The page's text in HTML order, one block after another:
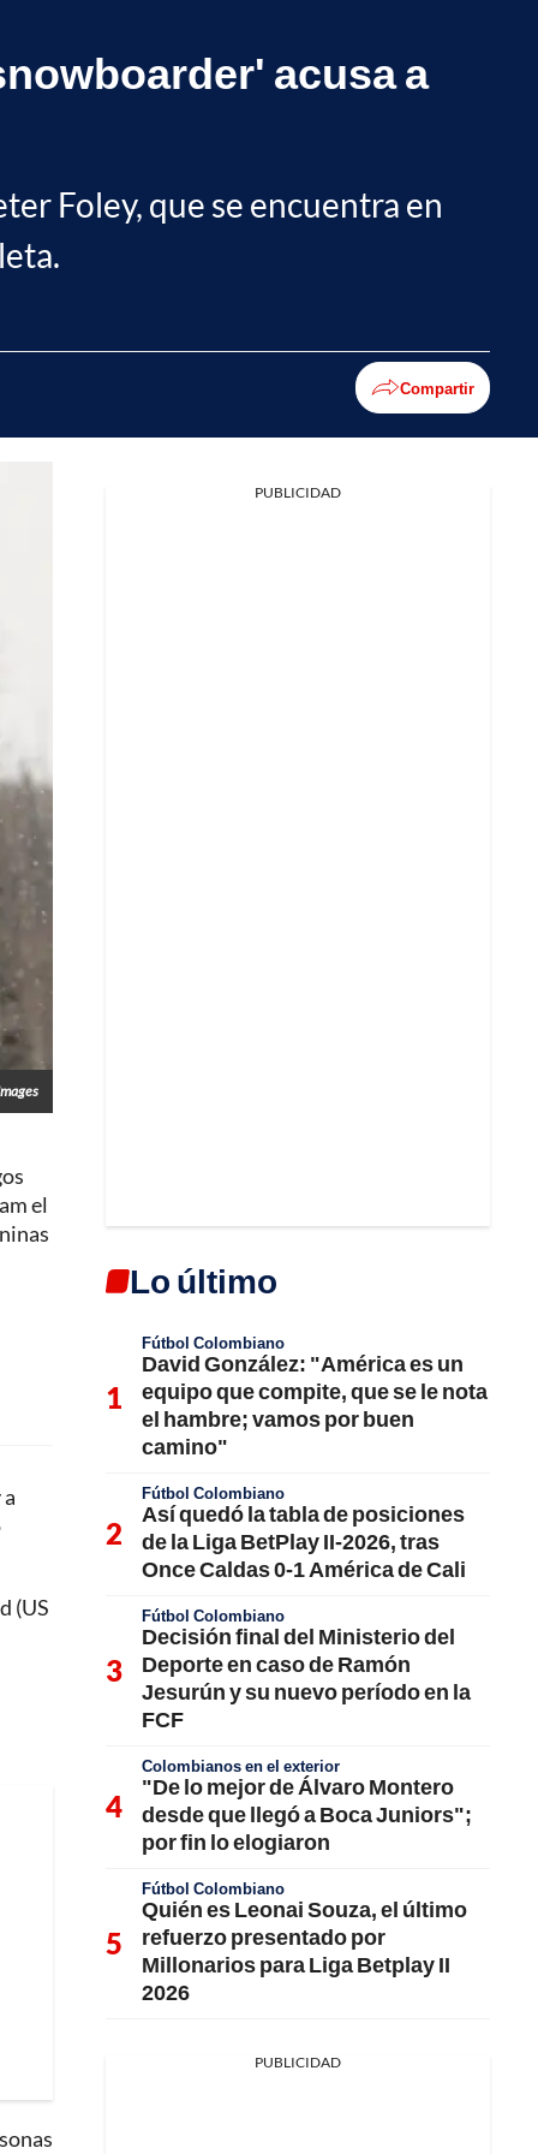
acusa a
Foley, que se encuentra en
Compartir
el
(US
PUBLICIDAD
Lo último
Fútbol Colombiano
David González: "América es un
equipo que compite, que se le nota
el hambre; vamos por buen
camino"
Fútbol Colombiano
Así quedó la tabla de posiciones
de la Liga BetPlay II-2026, tras
Once Caldas 0-1 América de Cali
Fútbol Colombiano
Decisión final del Ministerio del
Deporte en caso de Ramón
Jesurún y su nuevo período en la
FCF
Colombianos en el exterior
"De lo mejor de Álvaro Montero
desde que llegó a Boca Juniors";
por fin lo elogiaron
Fútbol Colombiano
Quién es Leonai Souza, el último
refuerzo presentado por
Millonarios para Liga Betplay II
2026
PUBLICIDAD